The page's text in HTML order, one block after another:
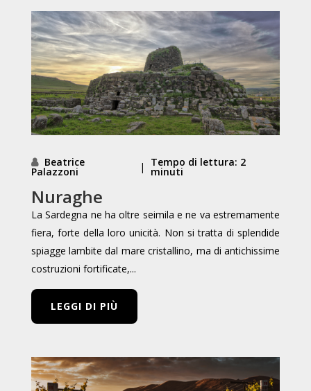
Beatrice
Palazzoni | Tempo di lettura: 2
minuti
Nuraghe
La Sardegna ne ha oltre seimila e ne va estremamente
fiera, forte della loro unicità. Non si tratta di splendide
spiagge lambite dal mare cristallino, ma di antichissime
costruzioni fortificate,...
LEGGI DI PIÙ